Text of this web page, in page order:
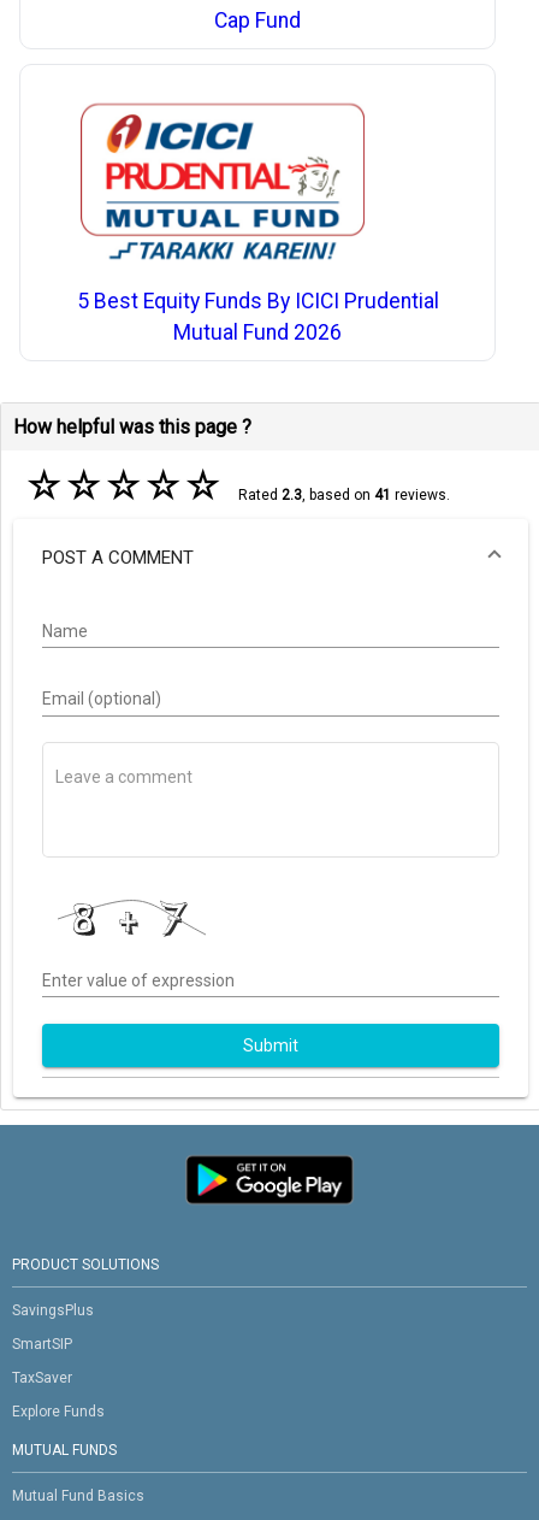
Cap Fund
5 Best Equity Funds By ICICI Prudential
Mutual Fund 2026
How helpful was this page ?
☆☆☆☆☆ Rated 2.3, based on 41 reviews.
POST A COMMENT
Name
Email (optional)
Enter value of expression
Submit
PRODUCT SOLUTIONS
SavingsPlus
SmartSIP
TaxSaver
Explore Funds
MUTUAL FUNDS
Mutual Fund Basics